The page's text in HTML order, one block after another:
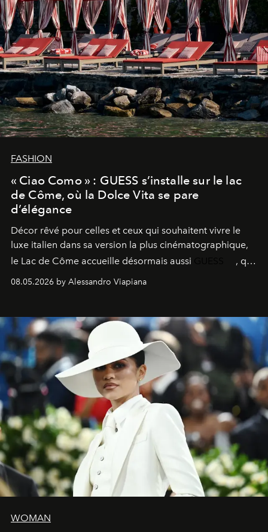
FASHION
« Ciao Como » : GUESS s’installe sur le lac
de Côme, où la Dolce Vita se pare
d’élégance
Décor rêvé pour celles et ceux qui souhaitent vivre le
luxe italien dans sa version la plus cinématographique,
le Lac de Côme accueille désormais aussi
, qui
signe un takeover entre boutiques, hôtels, bateaux et
fragrances. L’une des opérations de style les plus
08.05.2026 by Alessandro Viapiana
WOMAN